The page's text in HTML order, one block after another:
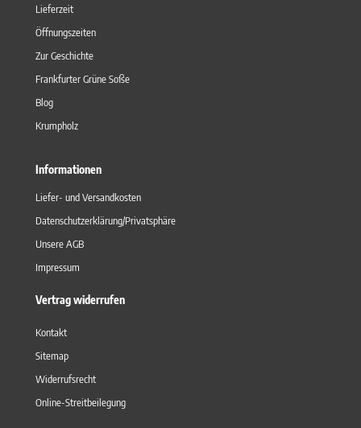
Lieferzeit
Öffnungszeiten
Zur Geschichte
Frankfurter Grüne Soße
Blog
Krumpholz
Informationen
Liefer- und Versandkosten
Datenschutzerklärung/Privatsphäre
Unsere AGB
Impressum
Vertrag widerrufen
Kontakt
Sitemap
Widerrufsrecht
Online-Streitbeilegung